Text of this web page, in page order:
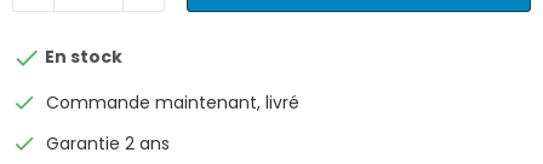
 En stock
check Commande maintenant, livré
check Garantie 2 ans